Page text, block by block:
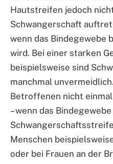
Hautstreifen jedoch
Schwangerschaft
wenn das Bindegewebe
wird. Bei einer starken
beispielsweise sind
manchmal
Betroffenen nicht
– wenn das
Menschen
oder bei Frauen an der